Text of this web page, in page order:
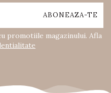
promotiile magazinului. Afla